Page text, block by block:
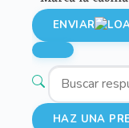
ENVIAR
HAZ UNA